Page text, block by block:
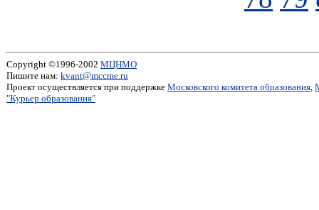
Copyright ©1996-2002 МЦНМО
Пишите нам: kvant@mccme.ru
Проект осуществляется при поддержке Московского комитета образования,
"Курьер образования"